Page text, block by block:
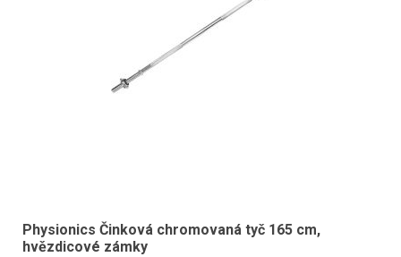
Physionics Činková chromovaná tyč 165 cm,
hvězdicové zámky